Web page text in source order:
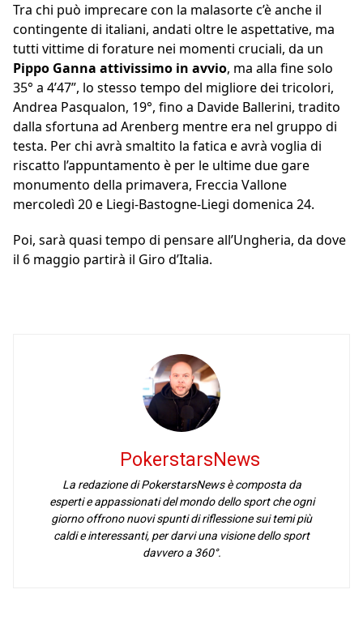
Tra chi può imprecare con la malasorte c’è anche il
contingente di italiani, andati oltre le aspettative, ma
tutti vittime di forature nei momenti cruciali, da un
Pippo Ganna attivissimo in avvio, ma alla fine solo
35° a 4’47”, lo stesso tempo del migliore dei tricolori,
Andrea Pasqualon, 19°, fino a Davide Ballerini, tradito
dalla sfortuna ad Arenberg mentre era nel gruppo di
testa. Per chi avrà smaltito la fatica e avrà voglia di
riscatto l’appuntamento è per le ultime due gare
monumento della primavera, Freccia Vallone
mercoledì 20 e Liegi-Bastogne-Liegi domenica 24.
Poi, sarà quasi tempo di pensare all’Ungheria, da dove
il 6 maggio partirà il Giro d’Italia.
PokerstarsNews
La redazione di PokerstarsNews è composta da
esperti e appassionati del mondo dello sport che ogni
giorno offrono nuovi spunti di riflessione sui temi più
caldi e interessanti, per darvi una visione dello sport
davvero a 360°.